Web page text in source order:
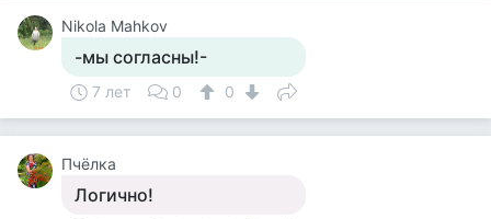
Nikola Mahkov
-мы согласны!-
7 лет 0 0
Пчёлка
Логично!